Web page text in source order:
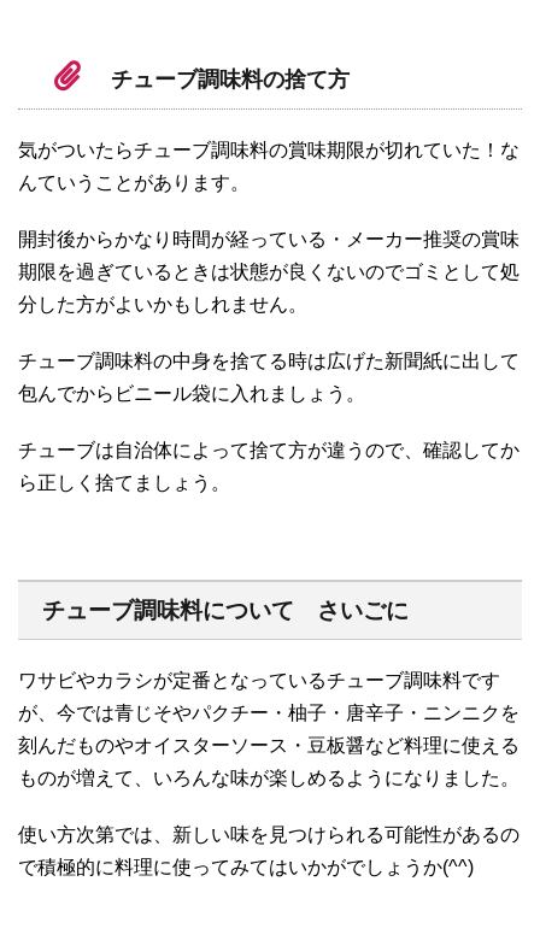
チューブ調味料の捨て方
気がついたらチューブ調味料の賞味期限が切れていた！な
んていうことがあります。
開封後からかなり時間が経っている・メーカー推奨の賞味
期限を過ぎているときは状態が良くないのでゴミとして処
分した方がよいかもしれません。
チューブ調味料の中身を捨てる時は広げた新聞紙に出して
包んでからビニール袋に入れましょう。
チューブは自治体によって捨て方が違うので、確認してか
ら正しく捨てましょう。
チューブ調味料について さいごに
ワサビやカラシが定番となっているチューブ調味料です
が、今では青じそやパクチー・柚子・唐辛子・ニンニクを
刻んだものやオイスターソース・豆板醤など料理に使える
ものが増えて、いろんな味が楽しめるようになりました。
使い方次第では、新しい味を見つけられる可能性があるの
で積極的に料理に使ってみてはいかがでしょうか(^^)